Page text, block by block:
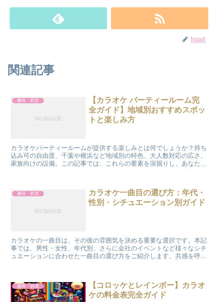
kgait
関連記事
趣味 娯楽
【カラオケ パーティールーム完
全ガイド】地域別おすすめスポッ
トと楽しみ方
カラオケパーティールームが提供する楽しみとは何でしょうか？持ち
込み可の自由度、千葉や横浜など地域別の特色、大人数対応の広さ、
家族向けの設備。この記事では、これらの要素を深掘りし、あなたの
趣味 娯楽
カラオケ一曲目の選び方：年代・
性別・シチュエーション別ガイド
カラオケの一曲目は、その後の雰囲気を決める重要な選択です。本記
事では、男性・女性、年代別、さらに会社のイベントなど様々なシチ
ュエーションに合わせた一曲目の選び方をご紹介します。共感を呼び
趣味 娯楽
【コロッケとレインボー】カラオ
ケの料金表完全ガイド